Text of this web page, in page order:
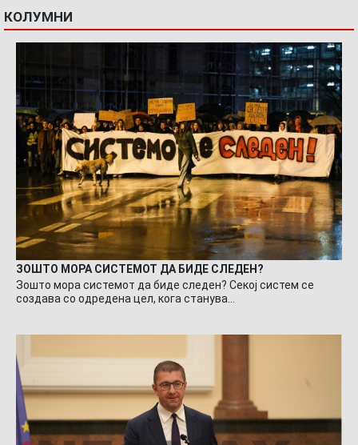
КОЛУМНИ
ЗОШТО МОРА СИСТЕМОТ ДА БИДЕ СЛЕДЕН?
Зошто мора системот да биде следен? Секој систем се
создава со одредена цел, кога станува…